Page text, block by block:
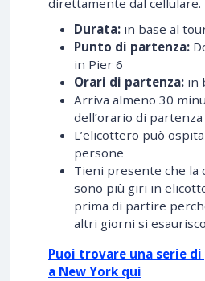
direttamente dal cellulare.
Durata: in base al
Punto di partenza:
in Pier 6
Orari di partenza: in
Arriva almeno 30
dell’orario di partenza
L’elicottero può
persone
Tieni presente che la
sono più giri in
prima di partire
altri giorni si
Puoi trovare una serie
a New York qui